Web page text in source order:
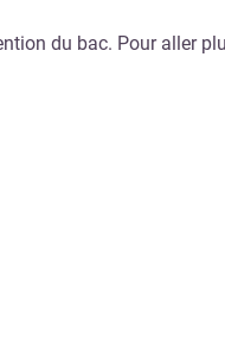
du bac. Pour aller